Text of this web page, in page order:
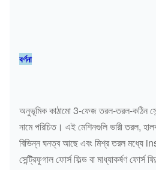
বর্ণনা
অনুভূমিক কাঠামো 3-ফেজ তরল-তরল-কঠিন
নামে পরিচিত। এই মেশিনগুলি ভারী তরল,
বিভিন্ন ঘনত্ব আছে এবং মিশ্র তরল
সেন্ট্রিফুগাল ফোর্স ফিল্ড বা মাধ্যাকর্ষণ ফোর্স